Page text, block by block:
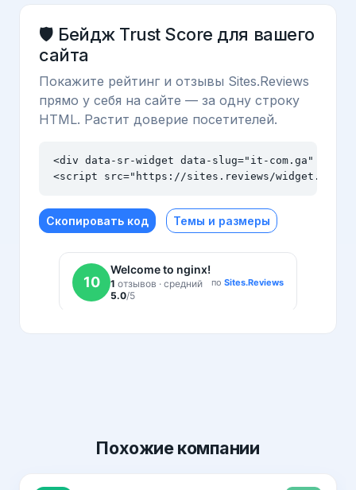
🛡️ Бейдж Trust Score для вашего
сайта
Покажите рейтинг и отзывы Sites.Reviews
прямо у себя на сайте — за одну строку
HTML. Растит доверие посетителей.
<div data-sr-widget data-slug="it-com.ga" data-
<script src="https://sites.reviews/widget.js"
Скопировать код Темы и размеры
Похожиекомпании